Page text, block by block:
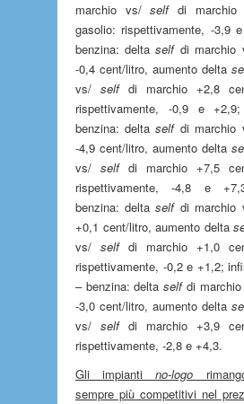
marchio vs/ selfdi marchio
gasolio: rispettivamente, -3,9
benzina: delta selfdi marchio
-0,4 cent/litro, aumento delta
vs/ selfdi marchio +2,8
rispettivamente, -0,9 e +2,9;
benzina: delta selfdi marchio
-4,9 cent/litro, aumento delta
vs/ selfdi marchio +7,5
rispettivamente, -4,8 e
benzina: delta selfdi marchio
+0,1 cent/litro, aumento delta
vs/ selfdi marchio +1,0
rispettivamente, -0,2 e +1,2;
– benzina: delta selfdi
-3,0 cent/litro, aumento delta
vs/ selfdi marchio +3,9
rispettivamente, -2,8 e +4,3.
Gli impianti no-logo
sempre più competitivi nel